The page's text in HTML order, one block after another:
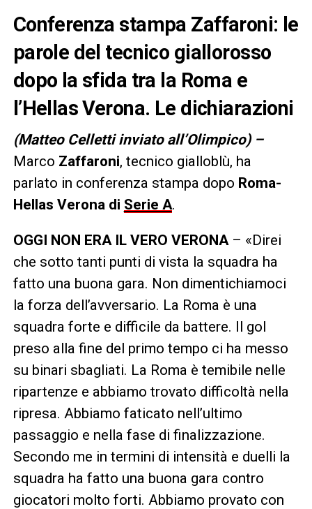
Conferenza stampa Zaffaroni: le
parole del tecnico giallorosso
dopo la sfida tra la Roma e
l’Hellas Verona. Le dichiarazioni
(Matteo Celletti inviato all’Olimpico) –
Marco Zaffaroni, tecnico gialloblù, ha
parlato in conferenza stampa dopo Roma-
Hellas Verona di Serie A.
OGGI NON ERA IL VERO VERONA– «Direi
che sotto tanti punti di vista la squadra ha
fatto una buona gara. Non dimentichiamoci
la forza dell’avversario. La Roma è una
squadra forte e difficile da battere. Il gol
preso alla fine del primo tempo ci ha messo
su binari sbagliati. La Roma è temibile nelle
ripartenze e abbiamo trovato difficoltà nella
ripresa. Abbiamo faticato nell’ultimo
passaggio e nella fase di finalizzazione.
Secondo me in termini di intensità e duelli la
squadra ha fatto una buona gara contro
giocatori molto forti. Abbiamo provato con